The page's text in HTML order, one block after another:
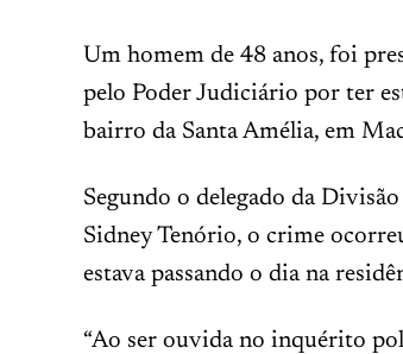
Um homem de 48 anos, foi
pelo Poder Judiciário por ter
bairro da Santa Amélia, em
Segundo o delegado da
Sidney Tenório, o crime
estava passando o dia na
“Ao ser ouvida no inquérito